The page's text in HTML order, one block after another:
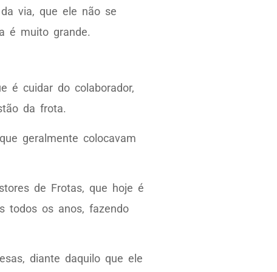
via, que ele não se
é muito grande.
é cuidar do colaborador,
da frota.
geralmente colocavam
de Frotas, que hoje é
todos os anos, fazendo
diante daquilo que ele